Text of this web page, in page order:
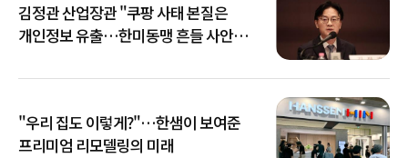
김정관 산업장관 "쿠팡 사태 본질은
개인정보 유출…한미동맹 흔들 사안
"우리 집도 이렇게?"…한샘이 보여준
프리미엄 리모델링의 미래